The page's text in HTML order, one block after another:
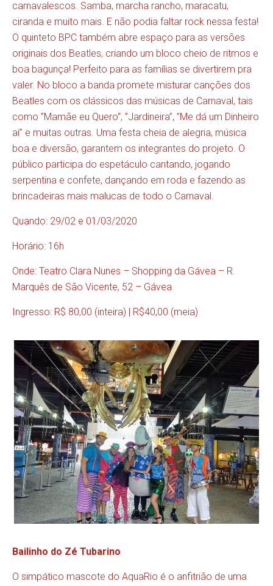
carnavalescos. Samba, marcha rancho, maracatu,
ciranda e muito mais. E não podia faltar rock nessa festa!
O quinteto BPC também abre espaço para as versões
originais dos Beatles, criando um bloco cheio de ritmos e
boa bagunça! Perfeito para as famílias se divertirem pra
valer. No bloco a banda promete misturar canções dos
Beatles com os clássicos das músicas de Carnaval, tais
como ”Mamãe eu Quero”, ”Jardineira”, ”Me dá um Dinheiro
aí” e muitas outras. Uma festa cheia de alegria, música
boa e diversão, garantem os integrantes do projeto. O
público participa do espetáculo cantando, jogando
serpentina e confete, dançando em roda e fazendo as
brincadeiras mais malucas de todo o Carnaval.
Quando: 29/02 e 01/03/2020
Horário: 16h
Onde: Teatro Clara Nunes – Shopping da Gávea – R.
Marquês de São Vicente, 52 – Gávea
Ingresso: R$ 80,00 (inteira) | R$40,00 (meia)
Bailinho do Zé Tubarino
O simpático mascote do AquaRio é o anfitrião de uma